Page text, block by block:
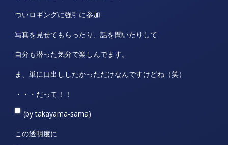
ついロギングに強引に参加
写真を見せてもらったり、話を聞いたりして
自分も潜った気分で楽しんでます。
ま、単に口出ししたかっただけなんですけどね（笑）
・・・だって！！
(by takayama-sama)
この透明度に